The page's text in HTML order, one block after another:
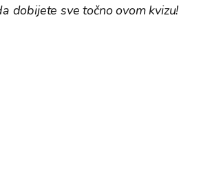
dobijete sve točno ovom kvizu!